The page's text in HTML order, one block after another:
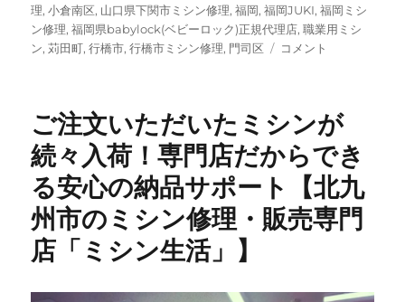
理,小倉南区, 山口県下関市ミシン修理,福岡,福岡JUKI,福岡ミシ
ン修理,福岡県babylock(ベビーロック)正規代理店,職業用ミシ
ン,苅田町,行橋市,行橋市ミシン修理, 門司区
北
JUKI×
ナ
ホ
限
コメント
ご注文いただいたミシンが
続々入荷！専門店だからでき
る安心の納品サポート【北九
州市のミシン修理・販売専門
店「ミシン生活」】